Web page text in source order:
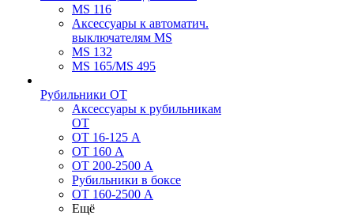
MS 116
Аксессуары к автоматич.
выключателям MS
MS 132
MS 165/MS 495
Рубильники ОТ
Аксессуары к рубильникам
OT
OT 16-125 А
OT 160 А
OT 200-2500 А
Рубильники в боксе
OT 160-2500 А
Ещё